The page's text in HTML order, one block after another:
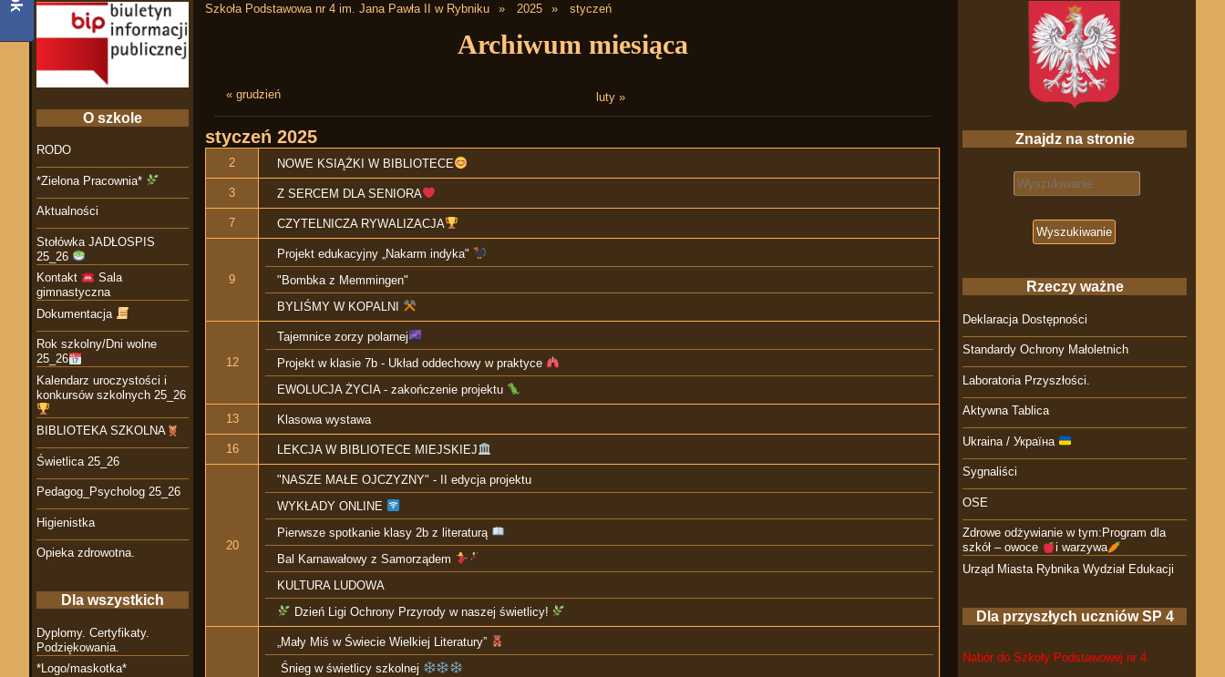
Szkoła Podstawowa nr 4 im. Jana Pawła II w Rybniku 2025 styczeń
Archiwum miesiąca
« grudzień luty »
styczeń 2025
2 NOWE KSIĄŻKI W BIBLIOTECE
3 Z SERCEM DLA SENIORA
7 CZYTELNICZA RYWALIZACJA
9
Projekt edukacyjny „Nakarm indyka"
"Bombka z Memmingen"
BYLIŚMY W KOPALNI
12
Tajemnice zorzy polarnej
Projekt w klasie 7b - Układ oddechowy w praktyce
EWOLUCJA ŻYCIA - zakończenie projektu
13 Klasowa wystawa
16 LEKCJA W BIBLIOTECE MIEJSKIEJ
20
"NASZE MAŁE OJCZYZNY" - II edycja projektu
WYKŁADY ONLINE
Pierwsze spotkanie klasy 2b z literaturą
Bal Karnawałowy z Samorządem
KULTURA LUDOWA
Dzień Ligi Ochrony Przyrody w naszej świetlicy!
„Mały Miś w Świecie Wielkiej Literatury”
Śnieg w świetlicy szkolnej
Znajdz na stronie
Search for:
Rzeczy ważne
Deklaracja Dostępności
Standardy Ochrony Małoletnich
Laboratoria Przyszłości.
Aktywna Tablica
Ukraina / Україна
Sygnaliści
OSE
Zdrowe odżywianie w tym:Program dla
szkół – owoce
i warzywa
Urząd Miasta Rybnika Wydział Edukacji
Dla przyszłych uczniów SP 4
Nabór do Szkoły Podstawowej nr 4
O szkole
RODO
*Zielona Pracownia*
Aktualności
Stołówka JADŁOSPIS
25_26
Kontakt
Sala
gimnastyczna
Dokumentacja
Rok szkolny/Dni wolne
25_26
Kalendarz uroczystości i
konkursów szkolnych 25_26
BIBLIOTEKA SZKOLNA
Świetlica 25_26
Pedagog_Psycholog 25_26
Higienistka
Opieka zdrowotna.
Dla wszystkich
Dyplomy. Certyfikaty.
Podziękowania.
*Logo/maskotka*